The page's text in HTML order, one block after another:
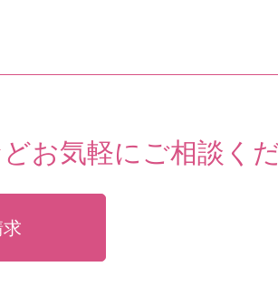
お気軽にご相談く